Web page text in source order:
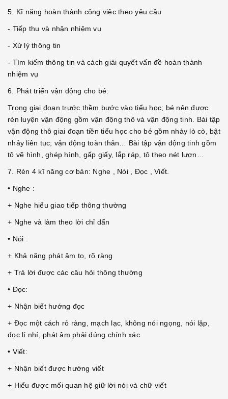
5. Kĩ năng hoàn thành công việc theo yêu cầu
- Tiếp thu và nhận nhiệm vụ
- Xử lý thông tin
- Tìm kiếm thông tin và cách giải quyết vấn đề hoàn thành
nhiệm vụ
6. Phát triển vận động cho bé:
Trong giai đoạn trước thềm bước vào tiểu học; bé nên được
rèn luyện vận động gồm vận động thô và vận động tinh. Bài tập
vận động thô giai đoạn tiền tiểu học cho bé gồm nhảy lò cò, bật
nhảy liên tục; vận động toàn thân… Bài tập vận động tinh gồm
tô vẽ hình, ghép hình, gấp giấy, lắp ráp, tô theo nét lượn…
7. Rèn 4 kĩ năng cơ bản: Nghe , Nói , Đọc , Viết.
• Nghe :
+ Nghe hiểu giao tiếp thông thường
+ Nghe và làm theo lời chỉ dẩn
• Nói :
+ Khả năng phát âm to, rõ ràng
+ Trả lời được các câu hỏi thông thường
• Đọc:
+ Nhận biết hướng đọc
+ Đọc một cách rỏ ràng, mạch lạc, không nói ngọng, nói lặp,
đọc lí nhí, phát âm phải đúng chính xác
• Viết:
+ Nhận biết được hướng viết
+ Hiểu được mối quan hệ giữ lời nói và chữ viết